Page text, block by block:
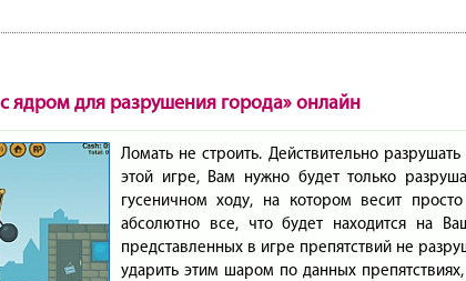
ядром для разрушения города» онлайн
Ломать не строить. Действительно
этой игре, Вам нужно будет только
гусеничном ходу, на котором весит
абсолютно все, что будет находится на
представленных в игре препятствий не
ударить этим шаром по данных